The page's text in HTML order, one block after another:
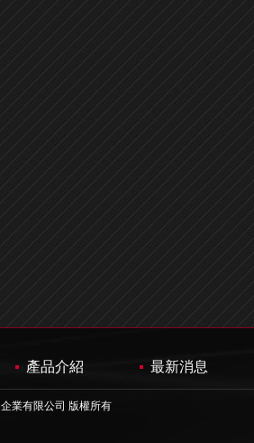
產品介紹 最新消息
業有限公司 版權所有